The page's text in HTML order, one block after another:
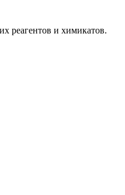
реагентов и химикатов.